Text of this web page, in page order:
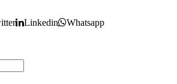
Linkedin
Whatsapp